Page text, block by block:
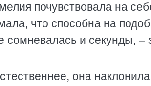
почувствовала на
что способна на
сомневалась и секунды, –
она